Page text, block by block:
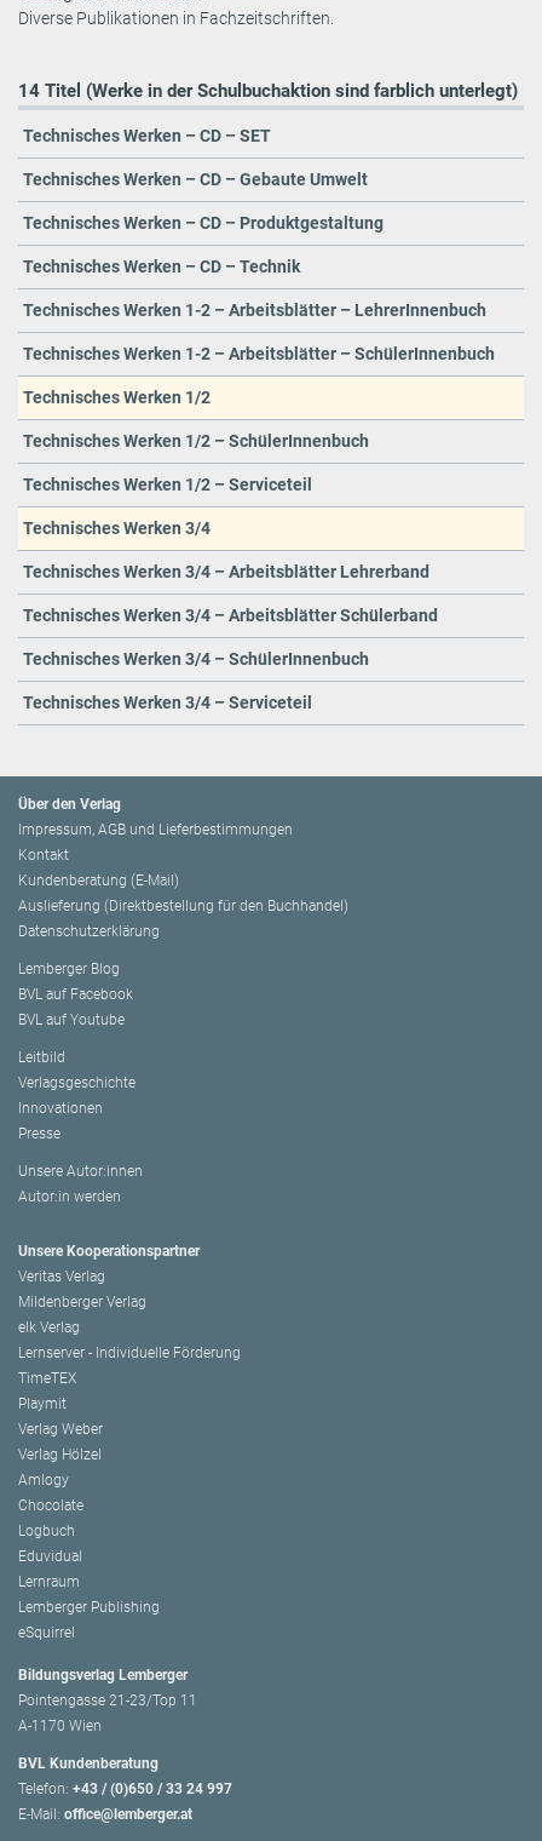
Diverse Publikationen in Fachzeitschriften.
14 Titel (Werke in der Schulbuchaktion sind farblich unterlegt)
Technisches Werken – CD – SET
Technisches Werken – CD – Gebaute Umwelt
Technisches Werken – CD – Produktgestaltung
Technisches Werken – CD – Technik
Technisches Werken 1-2 – Arbeitsblätter – LehrerInnenbuch
Technisches Werken 1-2 – Arbeitsblätter – SchülerInnenbuch
Technisches Werken 1/2
Technisches Werken 1/2 – SchülerInnenbuch
Technisches Werken 1/2 – Serviceteil
Technisches Werken 3/4
Technisches Werken 3/4 – Arbeitsblätter Lehrerband
Technisches Werken 3/4 – Arbeitsblätter Schülerband
Technisches Werken 3/4 – SchülerInnenbuch
Technisches Werken 3/4 – Serviceteil
Über den Verlag
Impressum, AGB und Lieferbestimmungen
Kontakt
Kundenberatung (E-Mail)
Auslieferung (Direktbestellung für den Buchhandel)
Datenschutzerklärung
Lemberger Blog
BVL auf Facebook
BVL auf Youtube
Leitbild
Verlagsgeschichte
Innovationen
Presse
Unsere Autor:innen
Autor:in werden
Unsere Kooperationspartner
Veritas Verlag
Mildenberger Verlag
elk Verlag
Lernserver - Individuelle Förderung
TimeTEX
Playmit
Verlag Weber
Verlag Hölzel
Amlogy
Chocolate
Logbuch
Eduvidual
Lernraum
Lemberger Publishing
eSquirrel
Bildungsverlag Lemberger
Pointengasse 21-23/Top 11
A-1170 Wien
BVL Kundenberatung
Telefon: +43 / (0)650 / 33 24 997
E-Mail: office@lemberger.at